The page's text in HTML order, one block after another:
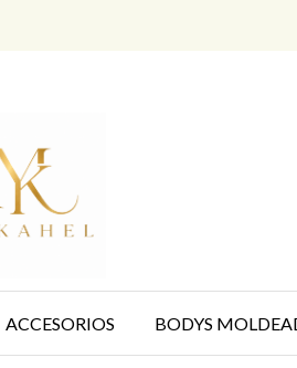
ACCESORIOS BODYS